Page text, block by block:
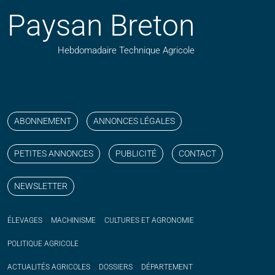
Paysan Breton
Hebdomadaire Technique Agricole
ABONNEMENT ANNONCES LÉGALES
PETITES ANNONCES PUBLICITÉ CONTACT
NEWSLETTER
ÉLEVAGES MACHINISME CULTURES ET AGRONOMIE
POLITIQUE AGRICOLE
ACTUALITÉS AGRICOLES DOSSIERS DÉPARTEMENT